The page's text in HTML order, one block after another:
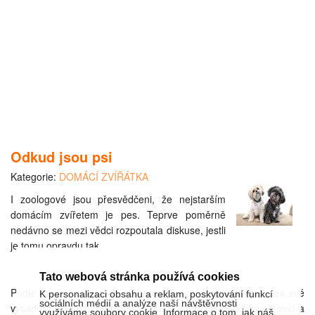
Odkud jsou psi
Kategorie: DOMÁCÍ ZVÍŘÁTKA
I zoologové jsou přesvědčeni, že nejstarším
domácím zvířetem je pes. Teprve poměrně
nedávno se mezi vědci rozpoutala diskuse, jestli
je tomu opravdu tak.
Podle mínění některých archeologů a paleontologů měl pes své
výsadní postavení nejstaršího průvodce člověka postoupit ovci a
Tato webová stránka používá cookies
K personalizaci obsahu a reklam, poskytování funkcí
sociálních médií a analýze naší návštěvnosti
využíváme soubory cookie. Informace o tom, jak náš